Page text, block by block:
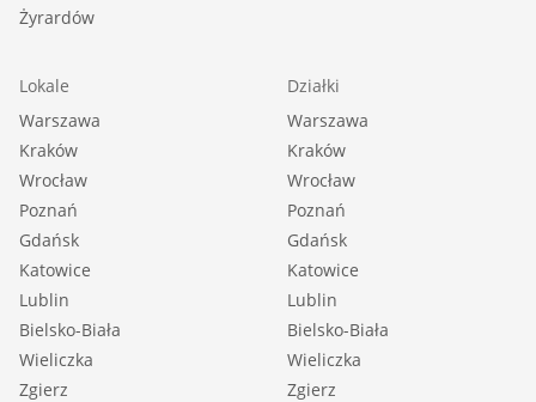
Żyrardów
Lokale
Warszawa
Kraków
Wrocław
Poznań
Gdańsk
Katowice
Lublin
Bielsko-Biała
Wieliczka
Zgierz
Działki
Warszawa
Kraków
Wrocław
Poznań
Gdańsk
Katowice
Lublin
Bielsko-Biała
Wieliczka
Zgierz